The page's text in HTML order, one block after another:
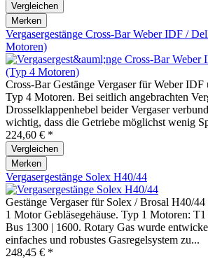
Vergleichen
Merken
Vergasergestänge Cross-Bar Weber IDF /
Motoren)
Cross-Bar Gestänge Vergaser für Weber
Typ 4 Motoren. Bei seitlich angebrachten
Drosselklappenhebel beider Vergaser
wichtig, dass die Getriebe möglichst wenig
224,60 € *
Vergleichen
Merken
Vergasergestänge Solex H40/44
Gestänge Vergaser für Solex / Brosal H40/
1 Motor Gebläsegehäuse. Typ 1 Motoren:
Bus 1300 | 1600. Rotary Gas wurde
einfaches und robustes Gasregelsystem zu...
248,45 € *